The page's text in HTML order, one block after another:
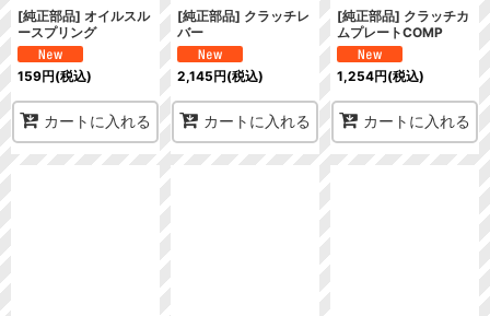
[純正部品] オイルスル
ースプリング
159円(税込)
カートに入れる
[純正部品] クラッチレ
バー
2,145円(税込)
カートに入れる
[純正部品] クラッチカ
ムプレートCOMP
1,254円(税込)
カートに入れる